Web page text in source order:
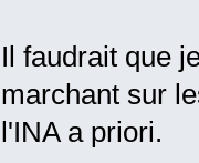
Il faudrait que
marchant sur
l'INA a priori.